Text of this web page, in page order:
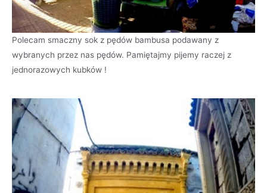
Polecam smaczny sok z pędów bambusa podawany z
wybranych przez nas pędów. Pamiętajmy pijemy raczej z
jednorazowych kubków !